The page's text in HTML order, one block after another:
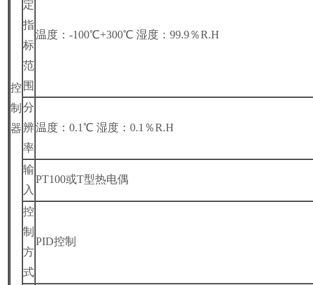
控
制
器
定
指
标
范
围
温度：-100℃+300℃ 湿度：99.9％R.H
分
辨
率
温度：0.1℃ 湿度：0.1％R.H
输
入
PT100或T型热电偶
控
制
方
式
PID控制